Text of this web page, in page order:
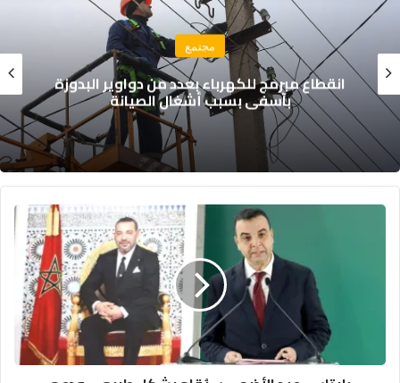
مجتمع
انقطاع مبرمج للكهرباء بعدد من دواوير البدوزة
بآسفي بسبب أشغال الصيانة
ي